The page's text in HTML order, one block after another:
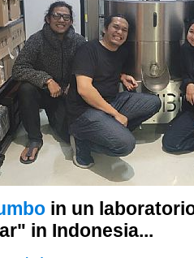
in un
in Indonesia...